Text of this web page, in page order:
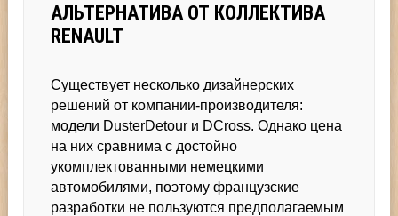
АЛЬТЕРНАТИВА ОТ КОЛЛЕКТИВА
RENAULT
Существует несколько дизайнерских
решений от компании-производителя:
модели DusterDetour и DCross. Однако цена
на них сравнима с достойно
укомплектованными немецкими
автомобилями, поэтому французские
разработки не пользуются предполагаемым